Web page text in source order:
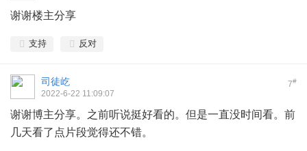
谢谢楼主分享
支持 反对
7#
司徒屹
2022-6-22 11:09:07
谢谢博主分享。之前听说挺好看的。但是一直没时间看。前
几天看了点片段觉得还不错。